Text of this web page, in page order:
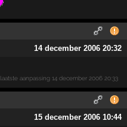
14 december 2006 20:32
laatste aanpassing14 december 2006 20:33
15 december 2006 10:44